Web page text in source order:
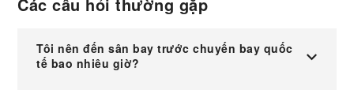
Tôi nên đến sân bay trước chuyến bay quốc
tế bao nhiêu giờ?